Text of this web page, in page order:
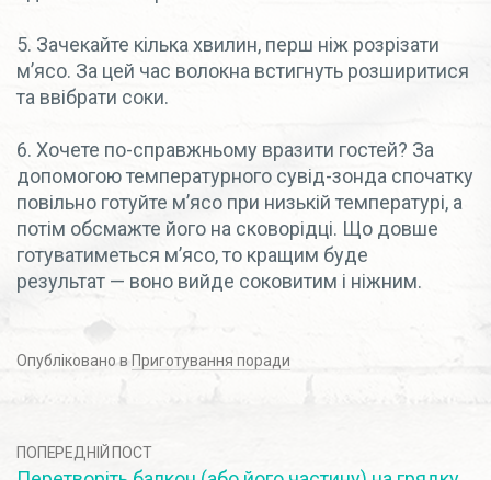
5. Зачекайте кілька хвилин, перш ніж розрізати
м’ясо. За цей час волокна встигнуть розширитися
та ввібрати соки.
6. Хочете по-справжньому вразити гостей? За
допомогою температурного сувід-зонда спочатку
повільно готуйте м’ясо при низькій температурі, а
потім обсмажте його на сковорідці. Що довше
готуватиметься м’ясо, то кращим буде
результат — воно вийде соковитим і ніжним.
Опубліковано в Приготування поради
ПОПЕРЕДНІЙ ПОСТ